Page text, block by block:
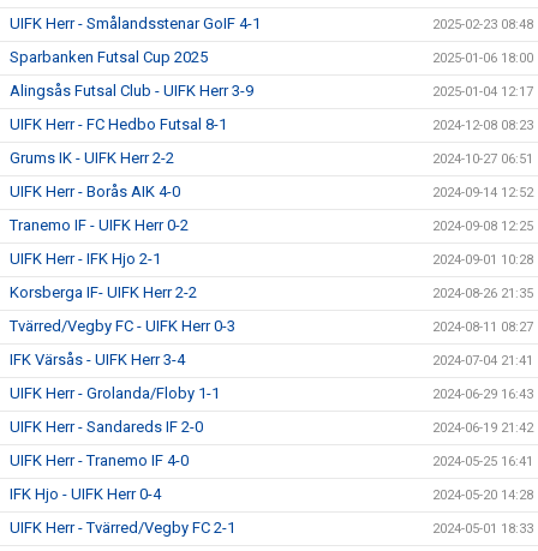
UIFK Herr - Smålandsstenar GoIF 4-1 2025-02-23 08:48
Sparbanken Futsal Cup 2025 2025-01-06 18:00
Alingsås Futsal Club - UIFK Herr 3-9 2025-01-04 12:17
UIFK Herr - FC Hedbo Futsal 8-1 2024-12-08 08:23
Grums IK - UIFK Herr 2-2 2024-10-27 06:51
UIFK Herr - Borås AIK 4-0 2024-09-14 12:52
Tranemo IF - UIFK Herr 0-2 2024-09-08 12:25
UIFK Herr - IFK Hjo 2-1 2024-09-01 10:28
Korsberga IF- UIFK Herr 2-2 2024-08-26 21:35
Tvärred/Vegby FC - UIFK Herr 0-3 2024-08-11 08:27
IFK Värsås - UIFK Herr 3-4 2024-07-04 21:41
UIFK Herr - Grolanda/Floby 1-1 2024-06-29 16:43
UIFK Herr - Sandareds IF 2-0 2024-06-19 21:42
UIFK Herr - Tranemo IF 4-0 2024-05-25 16:41
IFK Hjo - UIFK Herr 0-4 2024-05-20 14:28
UIFK Herr - Tvärred/Vegby FC 2-1 2024-05-01 18:33